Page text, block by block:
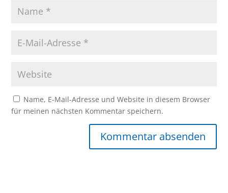
Name, E-Mail-Adresse und Website in diesem Browser
für meinen nächsten Kommentar speichern.